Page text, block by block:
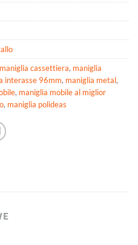
maniglia cassettiera, maniglia
interasse 96mm, maniglia metal,
, maniglia mobile al miglior
, maniglia polideas